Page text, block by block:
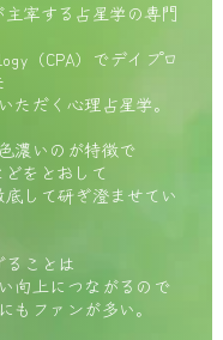
宰する占星学の専門
（CPA）でデイプロ
ただく心理占星学。
濃いのが特徴で
をとおして
して研ぎ澄ませてい
ことは
向上につながるので
もファンが多い。